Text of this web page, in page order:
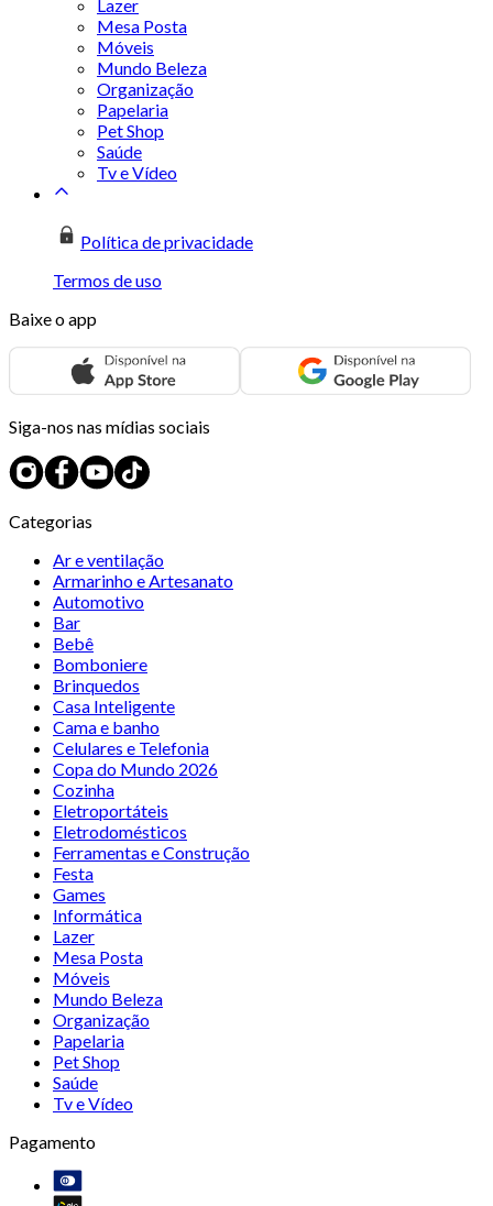
Lazer
Mesa Posta
Móveis
Mundo Beleza
Organização
Papelaria
Pet Shop
Saúde
Tv e Vídeo
Política de privacidade
Termos de uso
Baixe o app
Siga-nos nas mídias sociais
Categorias
Ar e ventilação
Armarinho e Artesanato
Automotivo
Bar
Bebê
Bomboniere
Brinquedos
Casa Inteligente
Cama e banho
Celulares e Telefonia
Copa do Mundo 2026
Cozinha
Eletroportáteis
Eletrodomésticos
Ferramentas e Construção
Festa
Games
Informática
Lazer
Mesa Posta
Móveis
Mundo Beleza
Organização
Papelaria
Pet Shop
Saúde
Tv e Vídeo
Pagamento